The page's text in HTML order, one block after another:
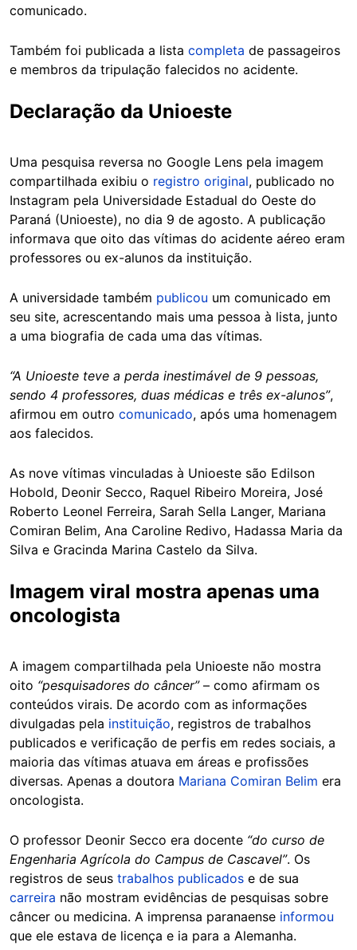
comunicado.
Também foi publicada a lista completa de passageiros
e membros da tripulação falecidos no acidente.
Declaração da Unioeste
Uma pesquisa reversa no Google Lens pela imagem
compartilhada exibiu o registro original, publicado no
Instagram pela Universidade Estadual do Oeste do
Paraná (Unioeste), no dia 9 de agosto. A publicação
informava que oito das vítimas do acidente aéreo eram
professores ou ex-alunos da instituição.
A universidade também publicou um comunicado em
seu site, acrescentando mais uma pessoa à lista, junto
a uma biografia de cada uma das vítimas.
“A Unioeste teve a perda inestimável de 9 pessoas,
sendo 4 professores, duas médicas e três ex-alunos”,
afirmou em outro comunicado, após uma homenagem
aos falecidos.
As nove vítimas vinculadas à Unioeste são Edilson
Hobold, Deonir Secco, Raquel Ribeiro Moreira, José
Roberto Leonel Ferreira, Sarah Sella Langer, Mariana
Comiran Belim, Ana Caroline Redivo, Hadassa Maria da
Silva e Gracinda Marina Castelo da Silva.
Imagem viral mostra apenas uma
oncologista
A imagem compartilhada pela Unioeste não mostra
oito “pesquisadores do câncer”– como afirmam os
conteúdos virais. De acordo com as informações
divulgadas pela instituição, registros de trabalhos
publicados e verificação de perfis em redes sociais, a
maioria das vítimas atuava em áreas e profissões
diversas. Apenas a doutora Mariana Comiran Belim era
oncologista.
O professor Deonir Secco era docente “do curso de
Engenharia Agrícola do Campus de Cascavel”. Os
registros de seus trabalhos publicados e de sua
carreira não mostram evidências de pesquisas sobre
câncer ou medicina. A imprensa paranaense informou
que ele estava de licença e ia para a Alemanha.